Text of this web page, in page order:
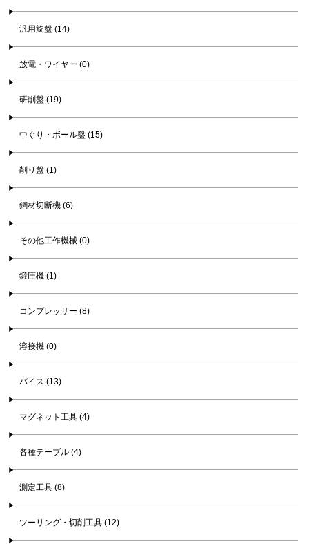
汎用旋盤 (14)
放電・ワイヤー (0)
研削盤 (19)
中ぐり・ボール盤 (15)
削り盤 (1)
鋼材切断機 (6)
その他工作機械 (0)
鍛圧機 (1)
コンプレッサー (8)
溶接機 (0)
バイス (13)
マグネット工具 (4)
各種テーブル (4)
測定工具 (8)
ツーリング・切削工具 (12)